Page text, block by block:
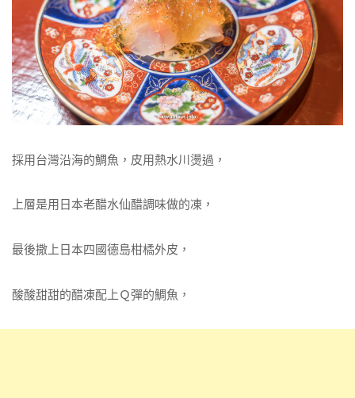
採用台灣沿海的鯛魚，皮用熱水川燙過，
上層是用日本老醋水仙醋調味做的凍，
最後撒上日本四國德島柑橘外皮，
酸酸甜甜的醋凍配上Ｑ彈的鯛魚，